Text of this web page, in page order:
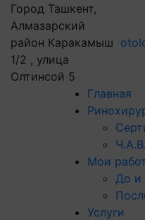
Город Ташкент,
Алмазарский
район Каракамыш
1/2 , улица
Олтинсой 5
Главная
Мои
До и
Услуги